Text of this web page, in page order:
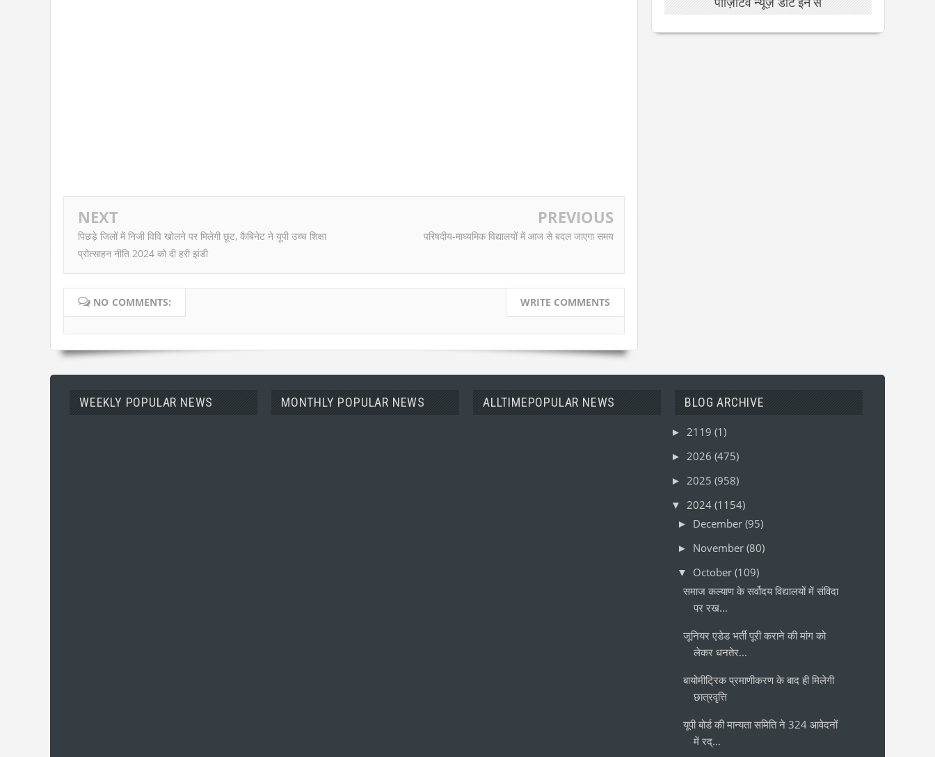
NEXT
पिछड़े जिलों में निजी विवि खोलने पर मिलेगी छूट, कैबिनेट ने यूपी उच्च शिक्षा
प्रोत्साहन नीति 2024 को दी हरी झंडी
PREVIOUS
परिषदीय-माध्यमिक विद्यालयों में आज से बदल जाएगा समय
NO COMMENTS: WRITE COMMENTS
WEEKLY POPULAR NEWS MONTHLY POPULAR NEWS ALLTIMEPOPULAR NEWS BLOG ARCHIVE
► 2119(1)
► 2026(475)
► 2025(958)
▼ 2024(1154)
► December(95)
► November(80)
▼ October(109)
समाज कल्याण के सर्वोदय विद्यालयों में संविदा
पर रख...
जूनियर एडेड भर्ती पूरी कराने की मांग को
लेकर धनतेर...
बायोमीट्रिक प्रमाणीकरण के बाद ही मिलेगी
छात्रवृत्ति
यूपी बोर्ड की मान्यता समिति ने 324 आवेदनों
में रद्...